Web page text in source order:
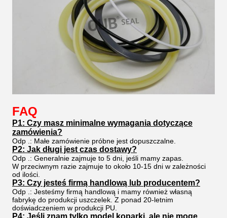
FAQ
P1: Czy masz minimalne wymagania dotyczące
zamówienia?
Odp .: Małe zamówienie próbne jest dopuszczalne.
P2: Jak długi jest czas dostawy?
Odp .: Generalnie zajmuje to 5 dni, jeśli mamy zapas.
W przeciwnym razie zajmuje to około 10-15 dni w zależności
od ilości.
P3: Czy jesteś firmą handlową lub producentem?
Odp .: Jesteśmy firmą handlową i mamy również własną
fabrykę do produkcji uszczelek. Z ponad 20-letnim
doświadczeniem w produkcji PU.
P4: Jeśli znam tylko model koparki, ale nie mogę